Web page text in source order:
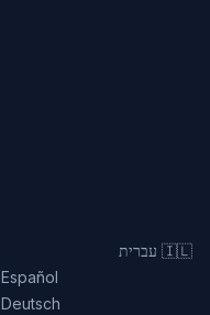
🇮🇱 עברית
Español
Deutsch